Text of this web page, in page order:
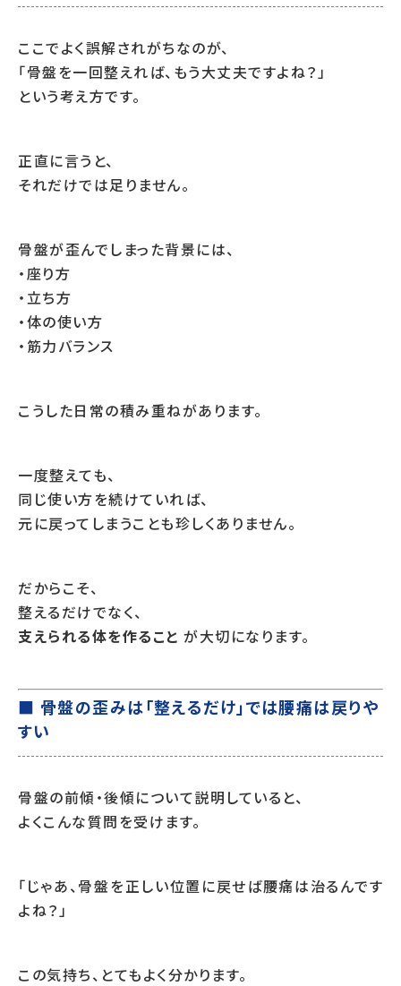
ここでよく誤解されがちなのが、
「骨盤を一回整えれば、もう大丈夫ですよね？」
という考え方です。
正直に言うと、
それだけでは足りません。
骨盤が歪んでしまった背景には、
・座り方
・立ち方
・体の使い方
・筋力バランス
こうした日常の積み重ねがあります。
一度整えても、
同じ使い方を続けていれば、
元に戻ってしまうことも珍しくありません。
だからこそ、
整えるだけでなく、
支えられる体を作ること が大切になります。
■ 骨盤の歪みは「整えるだけ」では腰痛は戻りや
すい
骨盤の前傾・後傾について説明していると、
よくこんな質問を受けます。
「じゃあ、骨盤を正しい位置に戻せば腰痛は治るんです
よね？」
この気持ち、とてもよく分かります。